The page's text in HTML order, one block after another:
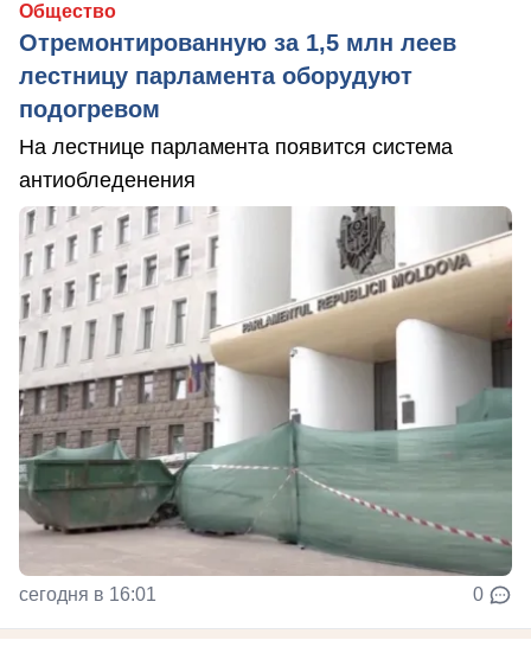
Общество
Отремонтированную за 1,5 млн леев
лестницу парламента оборудуют
подогревом
На лестнице парламента появится система
антиобледенения
сегодня в 16:01 0